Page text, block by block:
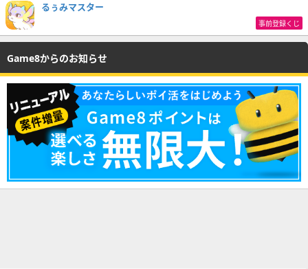
るぅみマスター
事前登録くじ
Game8からのお知らせ